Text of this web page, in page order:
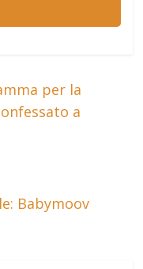
per la
a
Babymoov